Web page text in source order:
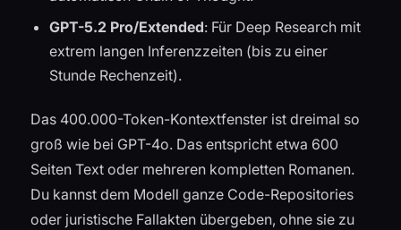
GPT-5.2 Pro/Extended: Für Deep Research mit
extrem langen Inferenzzeiten (bis zu einer
Stunde Rechenzeit).
Das 400.000-Token-Kontextfenster ist dreimal so
groß wie bei GPT-4o. Das entspricht etwa 600
Seiten Text oder mehreren kompletten Romanen.
Du kannst dem Modell ganze Code-Repositories
oder juristische Fallakten übergeben, ohne sie zu